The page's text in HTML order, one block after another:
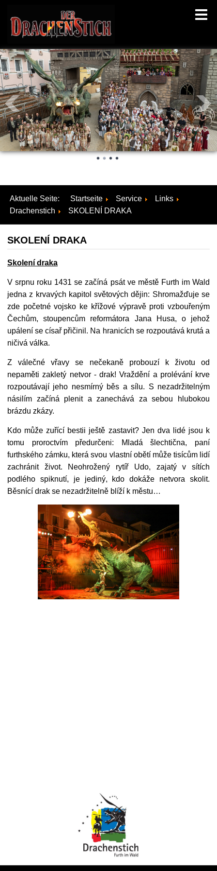
Aktuelle Seite: Startseite Service
Links
Drachenstich
SKOLENÍ DRAKA
SKOLENÍ DRAKA
Skolení draka
V srpnu roku 1431 se začíná psát ve městě Furth im Wald
jedna z krvavých kapitol světových dějin: Shromažďuje se
zde početné vojsko ke křížové výpravě proti vzbouřeným
Čechům, stoupencům reformátora Jana Husa, o jehož
upálení se císař přičinil. Na hranicích se rozpoutává krutá a
ničivá válka.
Z válečné vřavy se nečekaně probouzí k životu od
nepaměti zakletý netvor - drak! Vraždění a prolévání krve
rozpoutávají jeho nesmírný běs a sílu. S nezadržitelným
násilím začíná plenit a zanechává za sebou hlubokou
brázdu zkázy.
Kdo může zuřící bestii ještě zastavit? Jen dva lidé jsou k
tomu proroctvím předurčeni: Mladá šlechtična, paní
furthského zámku, která svou vlastní obětí může tisícům lidí
zachránit život. Neohrožený rytíř Udo, zajatý v sítích
podlého spiknutí, je jediný, kdo dokáže netvora skolit.
Běsnící drak se nezadržitelně blíží k městu…